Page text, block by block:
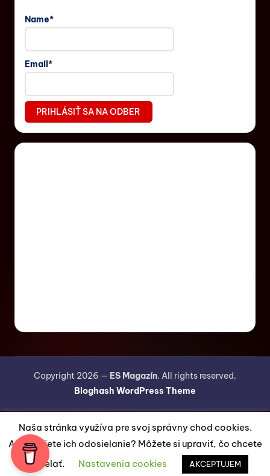
Name*
Email*
Copyright 2026 — ES Magazín. All rights reserved.
Bloghash WordPress Theme
Naša stránka využíva pre svoj správny chod cookies.
Akceptujete ich odosielanie? Môžete si upraviť, čo chcete
odosielať.
Nastavenia cookies AKCEPTUJEM